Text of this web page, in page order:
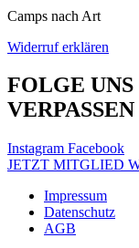
Camps nach Art
Widerruf erklären
FOLGE
VERPASSEN
Instagram Facebook
JETZT MITGLIED
Impressum
Datenschutz
AGB